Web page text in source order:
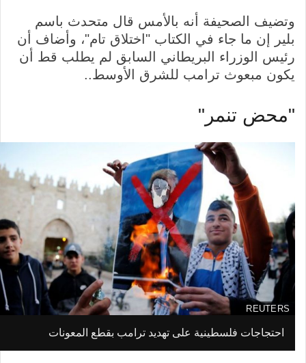
وتضيف الصحيفة أنه بالأمس قال متحدث باسم
بلير إن ما جاء في الكتاب "اختلاق تام"، وأضاف أن
رئيس الوزراء البريطاني السابق لم يطلب قط أن
يكون مبعوث ترامب للشرق الأوسط..
"محض تنمر"
REUTERS
I
m
احتجاجات فلسطينية على تهديد ترامب بقطع المعونات